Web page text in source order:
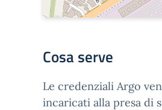
Cosa serve
Le credenziali Argo
incaricati alla presa di